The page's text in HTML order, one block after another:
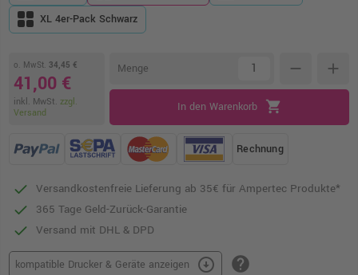
XL 4er-Pack Schwarz
o. MwSt. 34,45 €
41,00 €
inkl. MwSt. zzgl.
Versand
Menge remove add
In den Warenkorb shopping_cart
Rechnung
Versandkostenfreie Lieferung ab 35€ für Ampertec Produkte*
365 Tage Geld-Zurück-Garantie
Versand mit DHL & DPD
kompatible Drucker & Geräte anzeigen arrow_circle_down help